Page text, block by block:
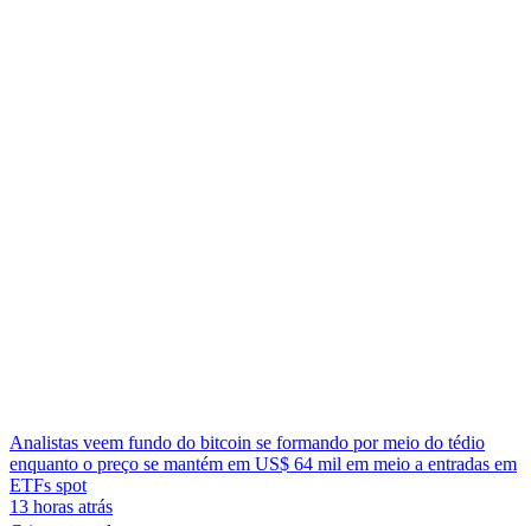
Analistas veem fundo do bitcoin se formando por meio do tédio
enquanto o preço se mantém em US$ 64 mil em meio a entradas em
ETFs spot
13 horas atrás